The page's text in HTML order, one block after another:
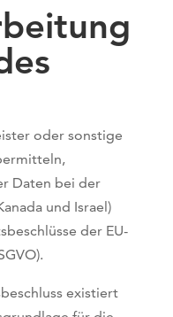
oder sonstige
Daten bei der
und Israel)
der EU-
existiert